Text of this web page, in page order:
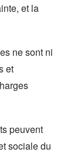
et la
ne sont ni
et
peuvent
sociale du